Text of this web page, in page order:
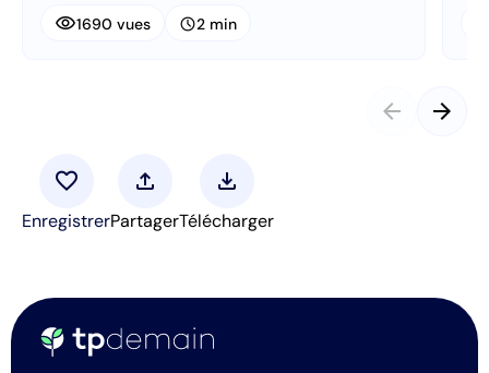
visibility1690 vues schedule2 min
arrow_back arrow_forward
favorite
Enregistrer
upload
Partager
download
Télécharger